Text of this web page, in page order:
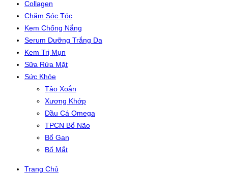
Collagen
Chăm Sóc Tóc
Kem Chống Nắng
Serum Dưỡng Trắng Da
Kem Trị Mụn
Sữa Rửa Mặt
Sức Khỏe
Tảo Xoắn
Xương Khớp
Dầu Cá Omega
TPCN Bổ Não
Bổ Gan
Bổ Mắt
Trang Chủ